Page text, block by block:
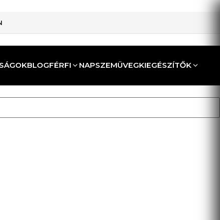
BLOGFÉRFI NAPSZEMÜVEGKIEGÉSZÍTŐK